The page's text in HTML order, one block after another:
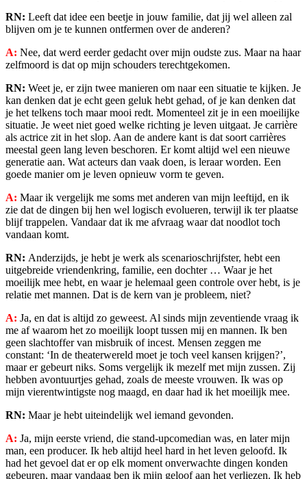
RN: Leeft dat idee een beetje in jouw familie, dat jij wel alleen zal
blijven om je te kunnen ontfermen over de anderen?
A: Nee, dat werd eerder gedacht over mijn oudste zus. Maar na haar
zelfmoord is dat op mijn schouders terechtgekomen.
RN: Weet je, er zijn twee manieren om naar een situatie te kijken. Je
kan denken dat je echt geen geluk hebt gehad, of je kan denken dat
je het telkens toch maar mooi redt. Momenteel zit je in een moeilijke
situatie. Je weet niet goed welke richting je leven uitgaat. Je carrière
als actrice zit in het slop. Aan de andere kant is dat soort carrières
meestal geen lang leven beschoren. Er komt altijd wel een nieuwe
generatie aan. Wat acteurs dan vaak doen, is leraar worden. Een
goede manier om je leven opnieuw vorm te geven.
A: Maar ik vergelijk me soms met anderen van mijn leeftijd, en ik
zie dat de dingen bij hen wel logisch evolueren, terwijl ik ter plaatse
blijf trappelen. Vandaar dat ik me afvraag waar dat noodlot toch
vandaan komt.
RN: Anderzijds, je hebt je werk als scenarioschrijfster, hebt een
uitgebreide vriendenkring, familie, een dochter … Waar je het
moeilijk mee hebt, en waar je helemaal geen controle over hebt, is je
relatie met mannen. Dat is de kern van je probleem, niet?
A: Ja, en dat is altijd zo geweest. Al sinds mijn zeventiende vraag ik
me af waarom het zo moeilijk loopt tussen mij en mannen. Ik ben
geen slachtoffer van misbruik of incest. Mensen zeggen me
constant: ‘In de theaterwereld moet je toch veel kansen krijgen?’,
maar er gebeurt niks. Soms vergelijk ik mezelf met mijn zussen. Zij
hebben avontuurtjes gehad, zoals de meeste vrouwen. Ik was op
mijn vierentwintigste nog maagd, en daar had ik het moeilijk mee.
RN: Maar je hebt uiteindelijk wel iemand gevonden.
A: Ja, mijn eerste vriend, die stand-upcomedian was, en later mijn
man, een producer. Ik heb altijd heel hard in het leven geloofd. Ik
had het gevoel dat er op elk moment onverwachte dingen konden
gebeuren, maar vandaag ben ik mijn geloof aan het verliezen. Ik heb